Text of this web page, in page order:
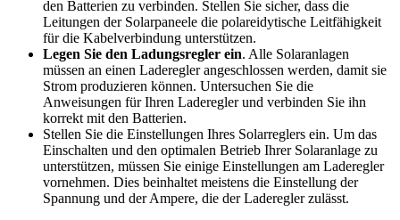
den Batterien zu verbinden.⁢ Stellen Sie sicher, dass die‍
Leitungen der Solarpaneele die polareidytische‍ Leitfähigkeit
für die ⁢Kabelverbindung unterstützen.
Legen Sie​ den Ladungsregler ein. Alle Solaranlagen
müssen an​ einen Laderegler angeschlossen werden, damit sie⁢
Strom ‍produzieren können. Untersuchen Sie⁣ die
Anweisungen für Ihren ‍Laderegler und verbinden Sie ihn
korrekt mit⁤ den Batterien.
Stellen Sie die Einstellungen ⁣Ihres‍ Solarreglers ein. ⁢Um das
Einschalten und den optimalen ​Betrieb Ihrer Solaranlage ⁢zu
unterstützen, müssen​ Sie einige Einstellungen am Laderegler
vornehmen. Dies⁤ beinhaltet meistens die Einstellung der
Spannung und der Ampere,⁢ die ‍der Laderegler zulässt.